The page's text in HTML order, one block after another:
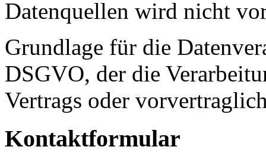
Datenquellen wird nicht
Grundlage für die
DSGVO, der die
Vertrags oder
Kontaktformular